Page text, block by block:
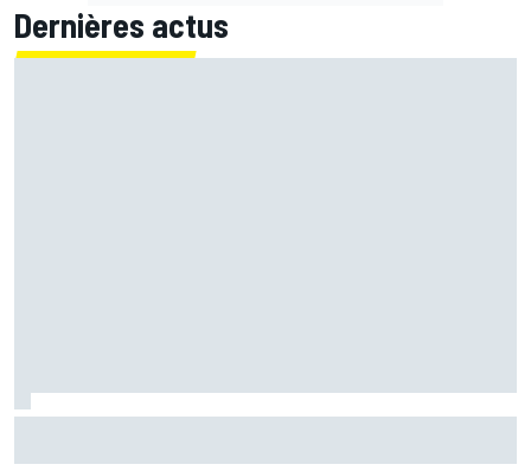
Dernières actus